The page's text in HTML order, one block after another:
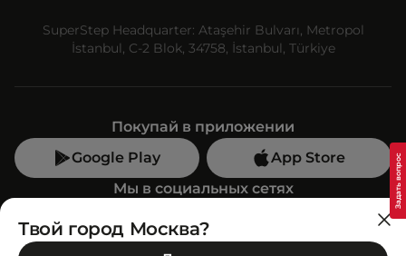
SuperStep Headquarter: Ataşehir Bulvarı, Metropol
İstanbul, C-2 Blok, 34758, İstanbul, Türkiye
Покупай в приложении
Google Play
App Store
Мы в социальных сетях
Позвони нам
Твой город Москва?